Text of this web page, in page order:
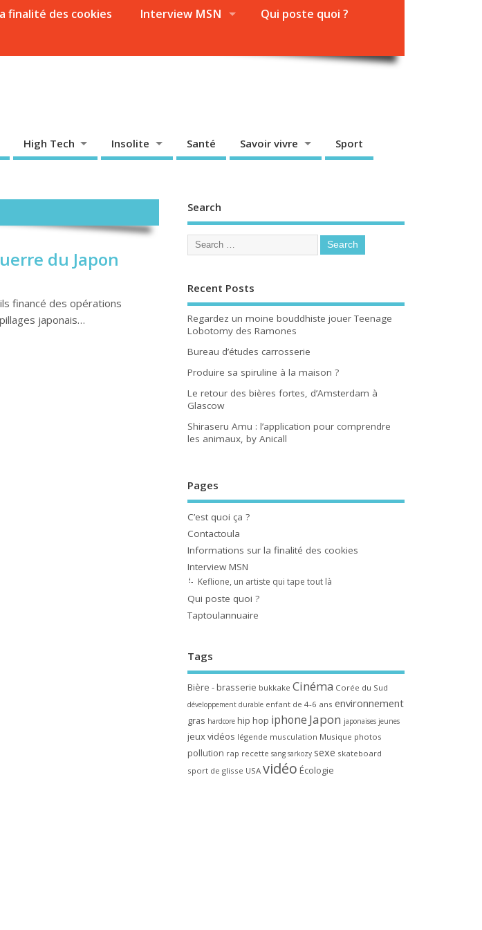
finalité des cookies Interview MSN
Qui poste quoi ?
High Tech Insolite Santé Savoir vivre Sport
du Japon
financé des opérations
japonais…
Search
Recent Posts
Regardez un moine bouddhiste jouer Teenage
Lobotomy des Ramones
Bureau d’études carrosserie
Produire sa spiruline à la maison ?
Le retour des bières fortes, d’Amsterdam à
Glascow
Shiraseru Amu : l’application pour comprendre
les animaux, by Anicall
Pages
C’est quoi ça ?
Contactoula
Informations sur la finalité des cookies
Interview MSN
Keflione, un artiste qui tape tout là
Qui poste quoi ?
Taptoulannuaire
Tags
Bière - brasserie bukkake Cinéma Corée du Sud
développement durable enfant de 4-6 ans environnement
gras hardcore hip hop iphone Japon japonaises jeunes
jeux vidéos légende musculation Musique photos
pollution rap recette sang sarkozy sexe skateboard
sport de glisse USA vidéo Écologie